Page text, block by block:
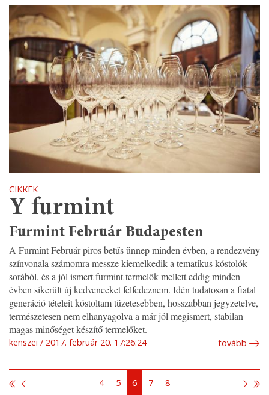
CIKKEK
Y furmint
Furmint Február Budapesten
A Furmint Február piros betűs ünnep minden évben, a rendezvény
színvonala számomra messze kiemelkedik a tematikus kóstolók
sorából, és a jól ismert furmint termelők mellett eddig minden
évben sikerült új kedvenceket felfedeznem. Idén tudatosan a fiatal
generáció tételeit kóstoltam tüzetesebben, hosszabban jegyzetelve,
természetesen nem elhanyagolva a már jól megismert, stabilan
magas minőséget készítő termelőket.
kenszei 2017. február 20. 17:26:24 tovább
4 5 6 7 8